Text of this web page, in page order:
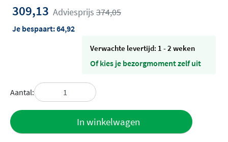
309,13 Adviesprijs 374,05
Je bespaart:64,92
Verwachte levertijd: 1 - 2 weken
Of kies je bezorgmoment zelf uit
Aantal:
In winkelwagen